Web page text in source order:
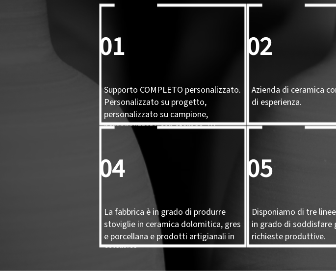
01
Supporto COMPLETO personalizzato.
Personalizzato su progetto,
personalizzato su campione,
personalizzato con stampo 3D.
02
Azienda di ceramica
di esperienza.
04
La fabbrica è in grado di produrre
stoviglie in ceramica dolomitica, gres
e porcellana e prodotti artigianali in
ceramica.
05
Disponiamo di tre
in grado di soddisfare
richieste produttive.